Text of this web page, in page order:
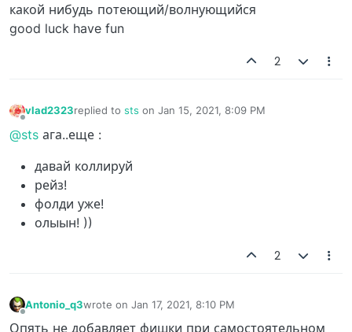
какой нибудь потеющий/волнующийся
good luck have fun
2
vlad2323replied to sts on Jan 15, 2021, 8:09 PM
last edited by
@sts ага..еще :
давай коллируй
рейз!
фолди уже!
олыын! ))
2
Antonio_q3wrote on Jan 17, 2021, 8:10 PM
last edited by
Опять не добавляет фишки при самостоятельном